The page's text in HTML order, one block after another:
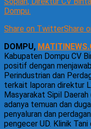
Dompu.
Share on TwitterShare
DOMPU,
Kabupaten Dompu CV
positif dengan
Perindustrian dan
terkait laporan direktur
Masyarakat Sipil
adanya temuan dan
penyaluran dan
pengecer UD. Klinik Tani